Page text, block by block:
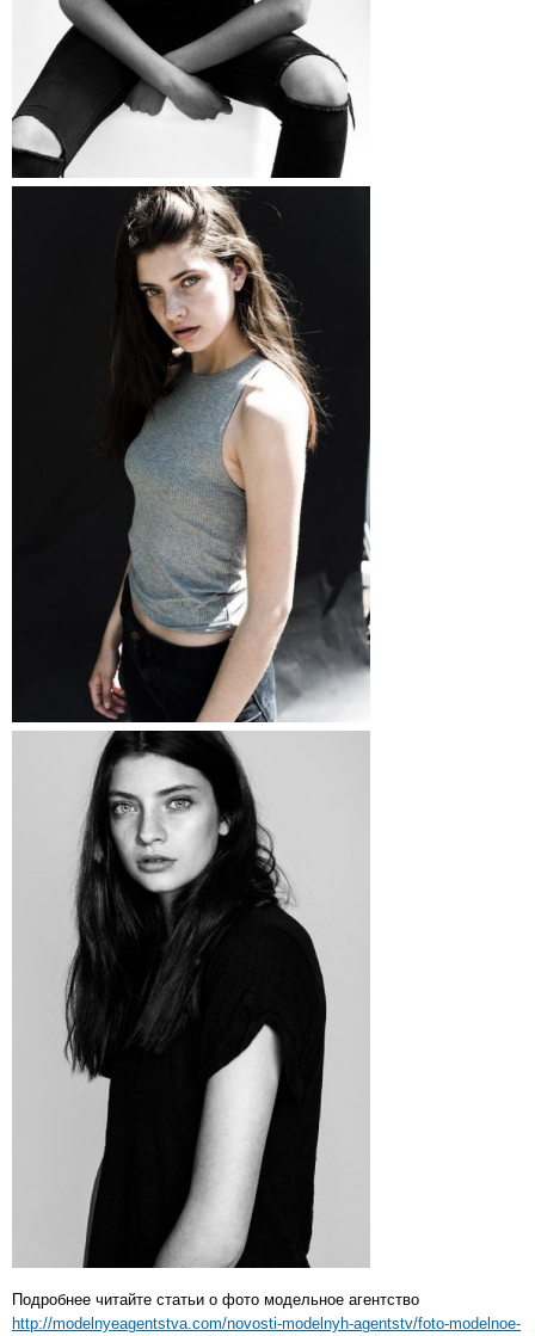
Подробнее читайте статьи о фото модельное агентство
http://modelnyeagentstva.com/novosti-modelnyh-agentstv/foto-modelnoe-